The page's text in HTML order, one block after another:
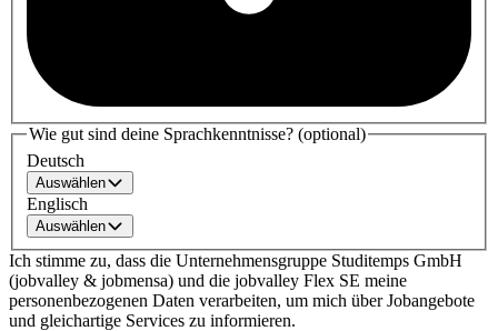
Wie gut sind deine Sprachkenntnisse? (optional)
Deutsch
Auswählen
Englisch
Auswählen
Ich stimme zu, dass die Unternehmensgruppe Studitemps GmbH
(jobvalley & jobmensa) und die jobvalley Flex SE meine
personenbezogenen Daten verarbeiten, um mich über Jobangebote
und gleichartige Services zu informieren.